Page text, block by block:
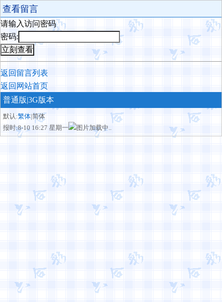
查看留言
请输入访问密码
密码:
返回留言列表
返回网站首页
普通版|3G版本
默认:繁体|简体
报时:8-10 16:27 星期一